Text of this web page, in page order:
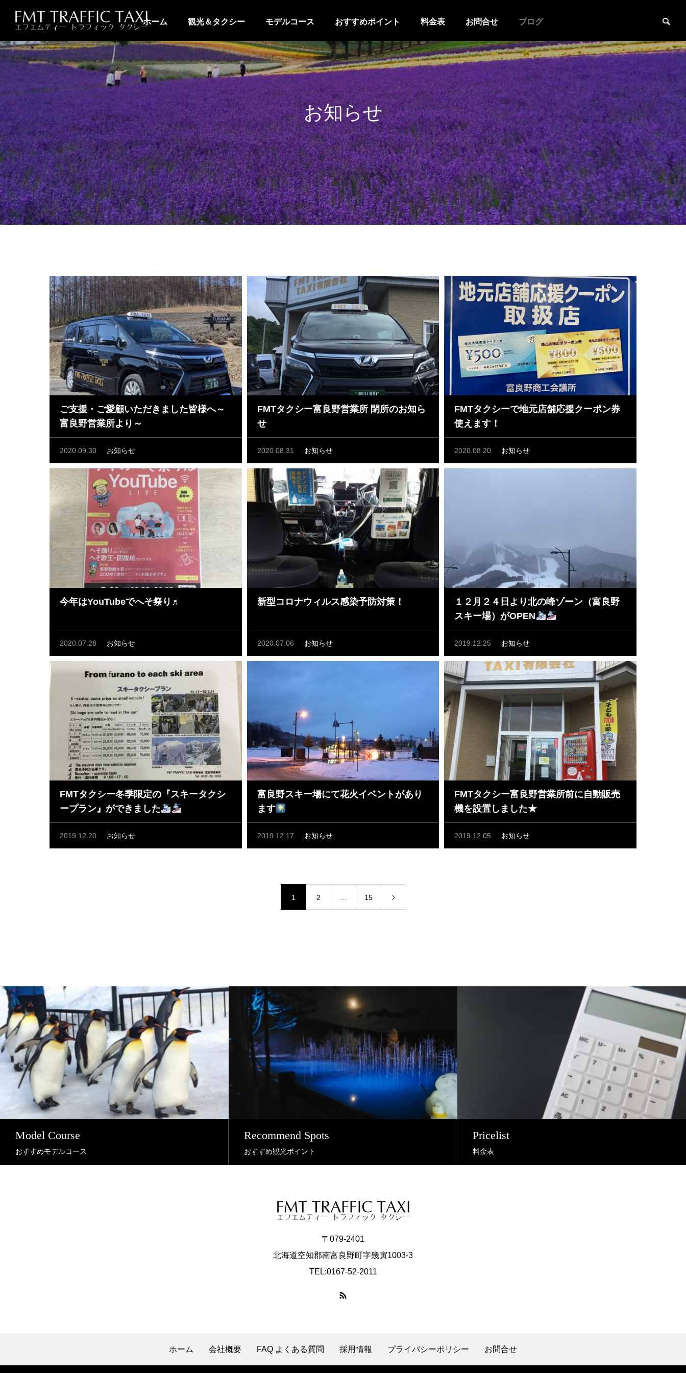
ホーム 観光＆タクシー モデルコース おすすめポイント 料金表 お問合せ ブログ
お知らせ
ご支援・ご愛顧いただきました皆様へ～
富良野営業所より～
2020.09.30 お知らせ
FMTタクシー富良野営業所 閉所のお知ら
せ
2020.08.31 お知らせ
FMTタクシーで地元店舗応援クーポン券
使えます！
2020.08.20 お知らせ
今年はYouTubeでへそ祭り♬
2020.07.28 お知らせ
新型コロナウィルス感染予防対策！
2020.07.06 お知らせ
１２月２４日より北の峰ゾーン（富良野
スキー場）がOPEN
2019.12.25 お知らせ
FMTタクシー冬季限定の『スキータクシ
ープラン』ができました
2019.12.20 お知らせ
富良野スキー場にて花火イベントがあり
ます
2019.12.17 お知らせ
FMTタクシー富良野営業所前に自動販売
機を設置しました★
2019.12.05 お知らせ
1 2 15
Model Course
おすすめモデルコース
Recommend Spots
おすすめ観光ポイント
Pricelist
料金表
〒079-2401
北海道空知郡南富良野町字幾寅1003-3
TEL:0167-52-2011
ホーム 会社概要 FAQ よくある質問 採用情報 プライバシーポリシー お問合せ